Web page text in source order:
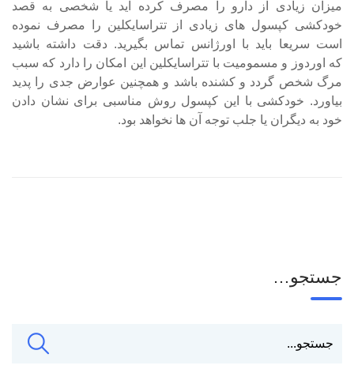
میزان زیادی از دارو را مصرف کرده اید یا شخصی به قصد
خودکشی کپسول های زیادی از تتراسایکلین را مصرف نموده
است سریعا باید با اورژانس تماس بگیرید. دقت داشته باشید
که اوردوز و مسمومیت با تتراسایکلین این امکان را دارد که سبب
مرگ شخص گردد و کشنده باشد و همچنین عوارض جدی را پدید
بیاورد. خودکشی با این کپسول روش مناسبی برای نشان دادن
خود به دیگران یا جلب توجه آن ها نخواهد بود.
جستجو…